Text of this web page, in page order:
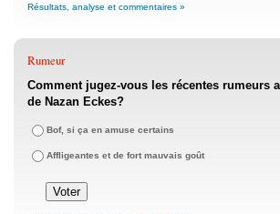
Résultats, analyse et commentaires »
Rumeur
Comment jugez-vous les récentes rumeurs
de Nazan Eckes?
Bof, si ça en amuse certains
Affligeantes et de fort mauvais goût